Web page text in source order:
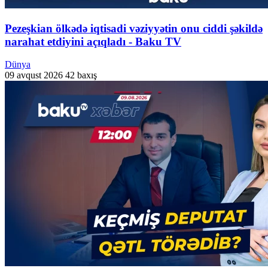
Pezeşkian ölkədə iqtisadi vəziyyətin onu ciddi şəkildə
narahat etdiyini açıqladı - Baku TV
Dünya
09 avqust 2026 42 baxış